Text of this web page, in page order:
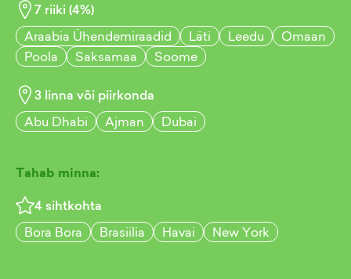
7 riiki (4%)
Araabia Ühendemiraadid
Läti Leedu
Omaan
Poola
Saksamaa Soome
3 linna või piirkonda
Abu Dhabi
Ajman Dubai
Tahab minna:
4 sihtkohta
Bora Bora
Brasiilia Havai New York